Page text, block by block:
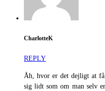
CharlotteK
REPLY
Åh, hvor er det dejligt at
sig lidt som om man selv